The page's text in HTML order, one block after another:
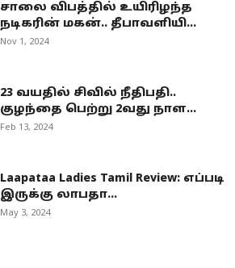
சாலை விபத்தில் உயிரிழந்த
நடிகரின் மகன்.. தீபாவளியி...
Nov 1, 2024
23 வயதில் சிவில் நீதிபதி..
குழந்தை பெற்று 2வது நாள...
Feb 13, 2024
Laapataa Ladies Tamil Review: எப்படி
இருக்கு லாபதா...
May 3, 2024